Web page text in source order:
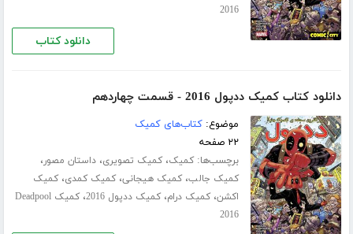
2016
دانلود کتاب
دانلود کتاب کمیک ددپول 2016 - قسمت چهاردهم
موضوع:کتاب‌های کمیک
۲۲ صفحه
برچسب‌ها:کمیک،کمیک تصویری،داستان مصور،
کمیک جالب،کمیک هیجانی،کمیک کمدی،کمیک
اکشن،کمیک درام،کمیک ددپول 2016 ،
کمیک Deadpool
2016